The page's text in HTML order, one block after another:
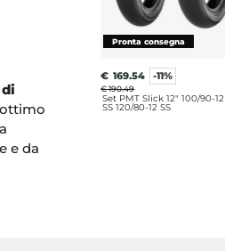
€ 169.54 -11%
€ 190.49
Set PMT Slick 12" 100/90-12
SS 120/80-12 SS
ottimo
e da